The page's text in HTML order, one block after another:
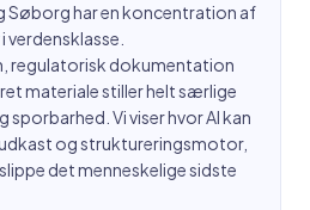
Søborg har en koncentration af
regulatorisk dokumentation
materiale stiller helt særlige
Vi viser hvor AI kan
og struktureringsmotor,
det menneskelige sidste